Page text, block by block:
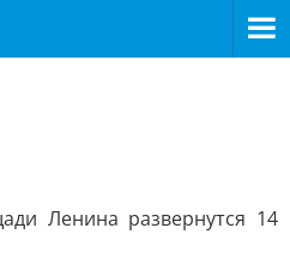
Ленина развернутся 14